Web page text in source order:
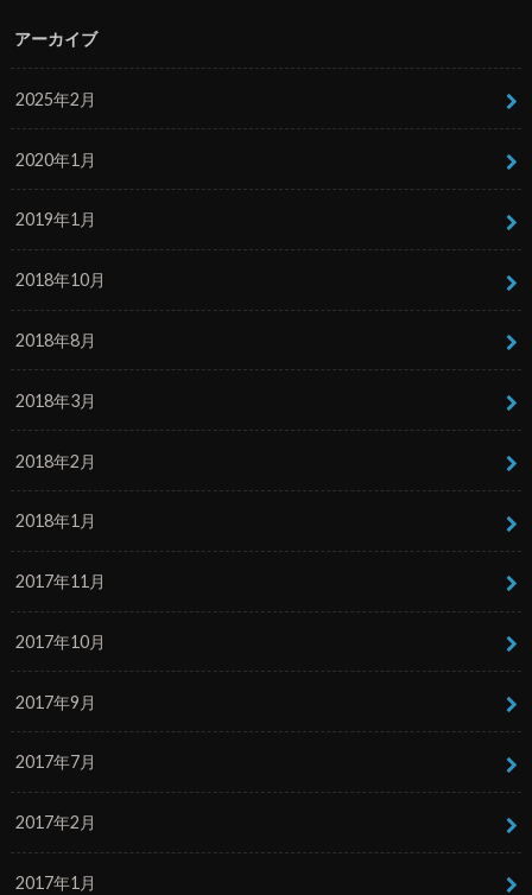
アーカイブ
2025年2月
2020年1月
2019年1月
2018年10月
2018年8月
2018年3月
2018年2月
2018年1月
2017年11月
2017年10月
2017年9月
2017年7月
2017年2月
2017年1月